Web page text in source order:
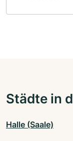
Städte in
Halle (Saale)